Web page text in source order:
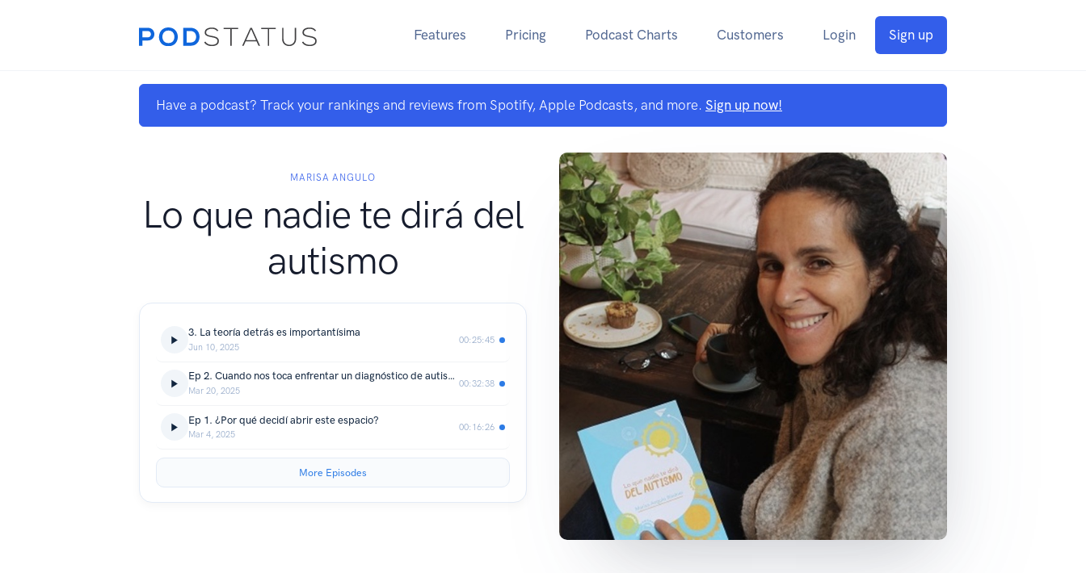
Features Pricing Podcast Charts Customers Login Sign up
Have a podcast? Track your rankings and reviews from Spotify, Apple Podcasts, and more. Sign up now!
MARISA ANGULO
Lo que nadie te dirá del
autismo
3. La teoría detrás es importantísima
Jun 10, 2025
00:25:45
Ep 2. Cuando nos toca enfrentar un diagnóstico de autismo
Mar 20, 2025
00:32:38
Ep 1. ¿Por qué decidí abrir este espacio?
Mar 4, 2025
00:16:26
More Episodes